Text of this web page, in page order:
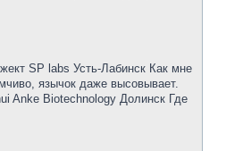
SP labs Усть-Лабинск Как мне
язычок даже высовывает.
Anke Biotechnology Долинск Где